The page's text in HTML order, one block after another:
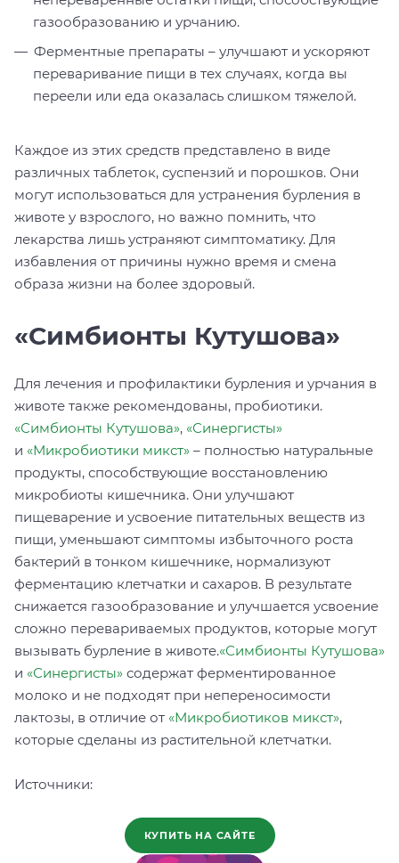
газообразованию и урчанию.
Ферментные препараты – улучшают и ускоряют
переваривание пищи в тех случаях, когда вы
переели или еда оказалась слишком тяжелой.
Каждое из этих средств представлено в виде
различных таблеток, суспензий и порошков. Они
могут использоваться для устранения бурления в
животе у взрослого, но важно помнить, что
лекарства лишь устраняют симптоматику. Для
избавления от причины нужно время и смена
образа жизни на более здоровый.
«Симбионты Кутушова»
Для лечения и профилактики бурления и урчания в
животе также рекомендованы, пробиотики.
«Симбионты Кутушова», «Синергисты»
и «Микробиотики микст» – полностью натуральные
продукты, способствующие восстановлению
микробиоты кишечника. Они улучшают
пищеварение и усвоение питательных веществ из
пищи, уменьшают симптомы избыточного роста
бактерий в тонком кишечнике, нормализуют
ферментацию клетчатки и сахаров. В результате
снижается газообразование и улучшается усвоение
сложно перевариваемых продуктов, которые могут
вызывать бурление в животе.«Симбионты Кутушова»
и «Синергисты» содержат ферментированное
молоко и не подходят при непереносимости
лактозы, в отличие от «Микробиотиков микст»,
которые сделаны из растительной клетчатки.
Источники:
КУПИТЬ НА САЙТЕ